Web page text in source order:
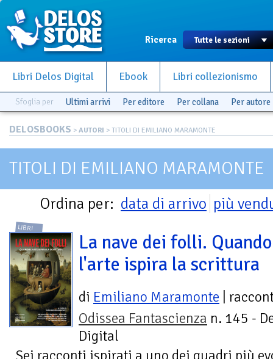
Ricerca
Libri Delos Digital Ebook Libri collezionismo
Sfoglia per Ultimi arrivi Per editore Per collana Per autore
DELOSBOOKS > AUTORI > TITOLI DI EMILIANO MARAMONTE
TITOLI DI EMILIANO MARAMONTE
Ordina per: data di arrivo più
LIBRI
La nave dei folli. Quando
l'arte ispira la scrittura
di Emiliano Maramonte |
Odissea Fantascienza n. 145 -
Digital